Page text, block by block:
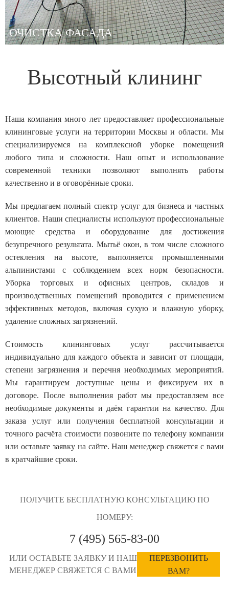
Высотный клининг
Наша компания много лет предоставляет профессиональные
клининговые услуги на территории Москвы и области. Мы
специализируемся на комплексной уборке помещений
любого типа и сложности. Наш опыт и использование
современной техники позволяют выполнять работы
качественно и в оговорённые сроки.
Мы предлагаем полный спектр услуг для бизнеса и частных
клиентов. Наши специалисты используют профессиональные
моющие средства и оборудование для достижения
безупречного результата. Мытьё окон, в том числе сложного
остекления на высоте, выполняется промышленными
альпинистами с соблюдением всех норм безопасности.
Уборка торговых и офисных центров, складов и
производственных помещений проводится с применением
эффективных методов, включая сухую и влажную уборку,
удаление сложных загрязнений.
Стоимость клининговых услуг рассчитывается
индивидуально для каждого объекта и зависит от площади,
степени загрязнения и перечня необходимых мероприятий.
Мы гарантируем доступные цены и фиксируем их в
договоре. После выполнения работ мы предоставляем все
необходимые документы и даём гарантии на качество. Для
заказа услуг или получения бесплатной консультации и
точного расчёта стоимости позвоните по телефону компании
или оставьте заявку на сайте. Наш менеджер свяжется с вами
в кратчайшие сроки.
ПОЛУЧИТЕ БЕСПЛАТНУЮ КОНСУЛЬТАЦИЮ ПО
НОМЕРУ:
7 (495) 565-83-00
ИЛИ ОСТАВЬТЕ ЗАЯВКУ И НАШ
МЕНЕДЖЕР СВЯЖЕТСЯ С ВАМИ
ПЕРЕЗВОНИТЬ
ВАМ?
ОЧИСТКА ФАСАДА